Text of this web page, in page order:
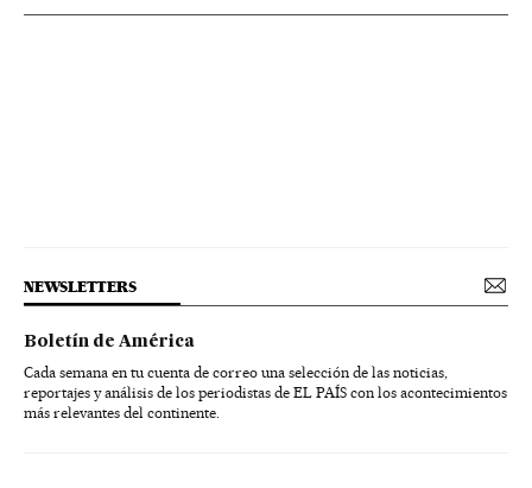
NEWSLETTERS
Boletín de América
Cada semana en tu cuenta de correo una selección de las noticias,
reportajes y análisis de los periodistas de EL PAÍS con los acontecimientos
más relevantes del continente.